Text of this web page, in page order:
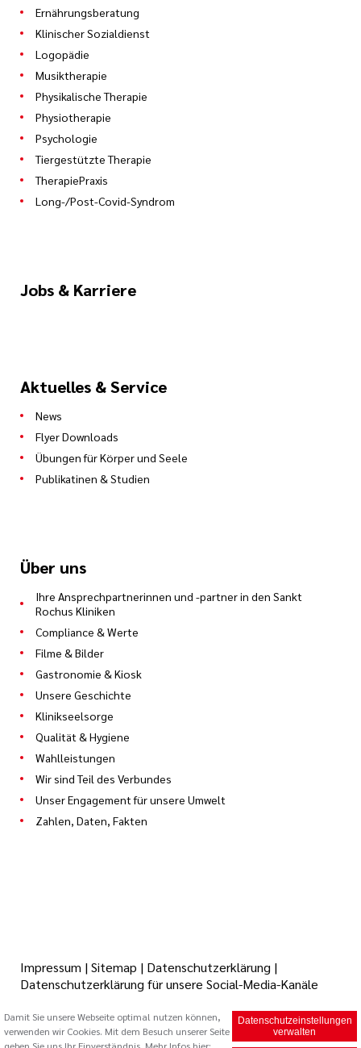
Ernährungsberatung
Klinischer Sozialdienst
Logopädie
Musiktherapie
Physikalische Therapie
Physiotherapie
Psychologie
Tiergestützte Therapie
TherapiePraxis
Long-/Post-Covid-Syndrom
Jobs & Karriere
Aktuelles & Service
News
Flyer Downloads
Übungen für Körper und Seele
Publikatinen & Studien
Über uns
Ihre Ansprechpartnerinnen und -partner in den Sankt
Rochus Kliniken
Compliance & Werte
Filme & Bilder
Gastronomie & Kiosk
Unsere Geschichte
Klinikseelsorge
Qualität & Hygiene
Wahlleistungen
Wir sind Teil des Verbundes
Unser Engagement für unsere Umwelt
Zahlen, Daten, Fakten
© 2026 Caritas Trägergesellschaft Saarbrücken mbH (cts)
Impressum |Sitemap | Datenschutzerklärung |
Datenschutzerklärung für unsere Social-Media-Kanäle
Datenschutzeinstellungen
verwalten
Damit Sie unsere Webseite optimal nutzen können,
verwenden wir Cookies. Mit dem Besuch unserer Seite